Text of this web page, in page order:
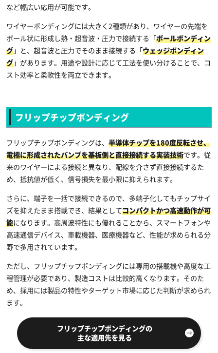
など幅広い応用が可能です。
ワイヤーボンディングには大きく2種類があり、ワイヤーの先端を
ボール状に形成し熱・超音波・圧力で接続する「ボールボンディン
グ 」と、超音波と圧力でそのまま接続する「ウェッジボンディン
グ 」があります。用途や設計に応じて工法を使い分けることで、コ
スト効率と柔軟性を両立できます。
フリップチップボンディング
フリップチップボンディングは、半導体チップを180度反転させ、
電極に形成されたバンプを基板側と直接接続する実装技術です。従
来のワイヤーによる接続と異なり、配線を介さず直接接続するた
め、抵抗値が低く、信号損失を最小限に抑えられます。
さらに、端子を一括で接続できるので、多端子化してもチップサイ
ズを抑えたまま搭載でき、結果としてコンパクトかつ高速動作が可
能になります。高周波特性にも優れることから、スマートフォンや
高速通信デバイス、車載機器、医療機器など、性能が求められる分
野で多用されています。
ただし、フリップチップボンディングには専用の搭載機や高度な工
程管理が必要であり、製造コストは比較的高くなります。そのた
め、採用には製品の特性やターゲット市場に応じた判断が求められ
ます。
フリップチップボンディングの
主な適用先を見る